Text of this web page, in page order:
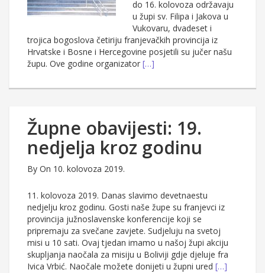
do 16. kolovoza održavaju
u župi sv. Filipa i Jakova u
Vukovaru, dvadeset i
trojica bogoslova četiriju franjevačkih provincija iz
Hrvatske i Bosne i Hercegovine posjetili su jučer našu
župu. Ove godine organizator […]
Župne obavijesti: 19.
nedjelja kroz godinu
By On 10. kolovoza 2019.
11. kolovoza 2019. Danas slavimo devetnaestu
nedjelju kroz godinu. Gosti naše župe su franjevci iz
provincija južnoslavenske konferencije koji se
pripremaju za svečane zavjete. Sudjeluju na svetoj
misi u 10 sati. Ovaj tjedan imamo u našoj župi akciju
skupljanja naočala za misiju u Boliviji gdje djeluje fra
Ivica Vrbić. Naočale možete donijeti u župni ured […]